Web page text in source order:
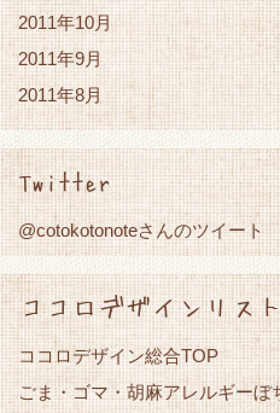
2011年10月
2011年9月
2011年8月
Twitter
@cotokotonoteさんのツイート
ココロデザインリスト
ココロデザイン総合TOP
ごま・ゴマ・胡麻アレルギーぼ